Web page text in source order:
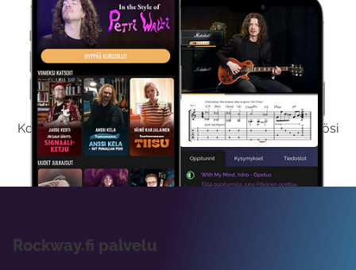
Kokeile Ilmaiseksi
Kokeilemalla ilmaiseksi saat koko sisältömme käyttöösi
viikon ajaksi.
Rockway.fi palvelu